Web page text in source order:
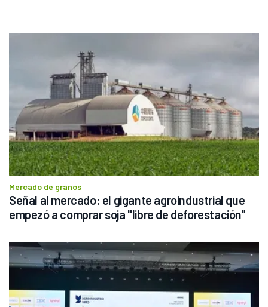
Mercado de granos
Señal al mercado: el gigante agroindustrial que
empezó a comprar soja "libre de deforestación"